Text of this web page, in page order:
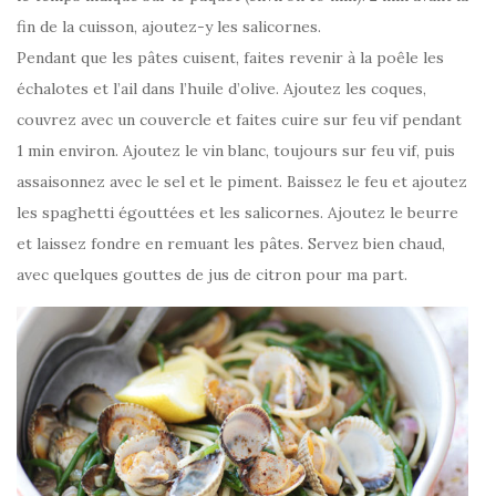
fin de la cuisson, ajoutez-y les salicornes.
Pendant que les pâtes cuisent, faites revenir à la poêle les
échalotes et l’ail dans l’huile d’olive. Ajoutez les coques,
couvrez avec un couvercle et faites cuire sur feu vif pendant
1 min environ. Ajoutez le vin blanc, toujours sur feu vif, puis
assaisonnez avec le sel et le piment. Baissez le feu et ajoutez
les spaghetti égouttées et les salicornes. Ajoutez le beurre
et laissez fondre en remuant les pâtes. Servez bien chaud,
avec quelques gouttes de jus de citron pour ma part.